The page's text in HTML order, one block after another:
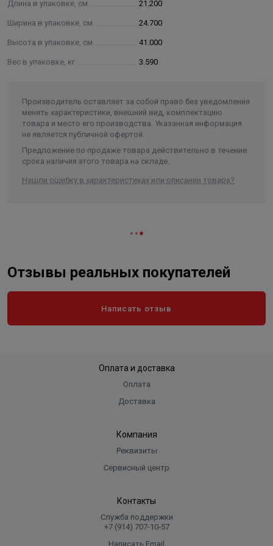
Длина в упаковке, см. 21.200
Ширина в упаковке, см. 24.700
Высота в упаковке, см. 41.000
Вес в упаковке, кг 3.590
Производитель оставляет за собой право без уведомления
менять характеристики, внешний вид, комплектацию
товара и место его производства. Указанная информация
не является публичной офертой.
Предложение по продаже товара действительно в течение
срока наличия этого товара на складе.
Нашли ошибку в характеристиках или описании товара?
Отзывы реальных покупателей
Написать отзыв
Оплата и доставка
Оплата
Доставка
Компания
Реквизиты
Сервисный центр
Контакты
Служба поддержки
+7 (914) 707‑10‑57
Написать Email